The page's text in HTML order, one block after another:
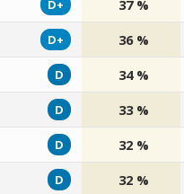
D+ 37 %
D+ 36 %
D 34 %
D 33 %
D 32 %
D 32 %